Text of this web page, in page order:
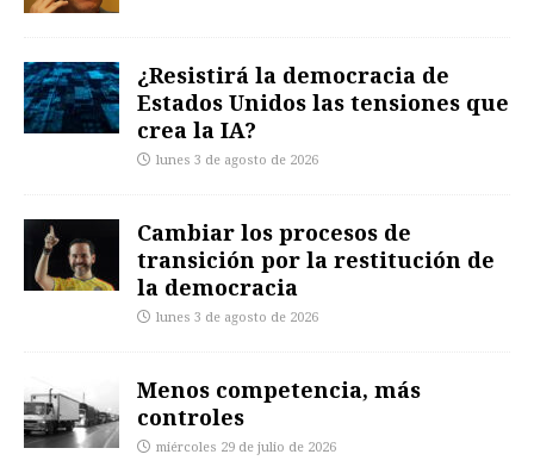
¿Resistirá la democracia de
Estados Unidos las tensiones que
crea la IA?
lunes 3 de agosto de 2026
Cambiar los procesos de
transición por la restitución de
la democracia
lunes 3 de agosto de 2026
Menos competencia, más
controles
miércoles 29 de julio de 2026